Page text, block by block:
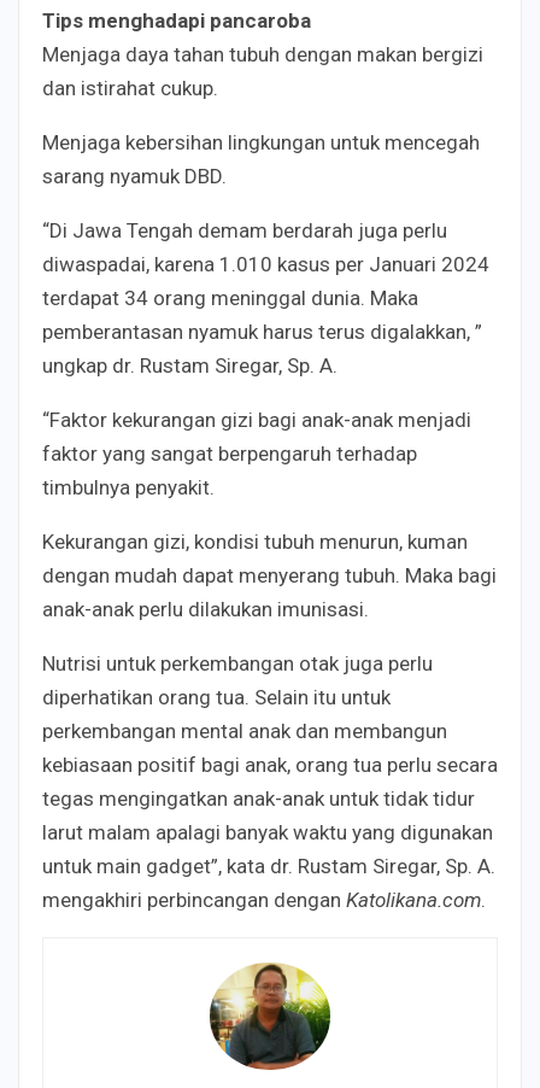
Tips menghadapi pancaroba
Menjaga daya tahan tubuh dengan makan bergizi
dan istirahat cukup.
Menjaga kebersihan lingkungan untuk mencegah
sarang nyamuk DBD.
“Di Jawa Tengah demam berdarah juga perlu
diwaspadai, karena 1.010 kasus per Januari 2024
terdapat 34 orang meninggal dunia. Maka
pemberantasan nyamuk harus terus digalakkan, ”
ungkap dr. Rustam Siregar, Sp. A.
“Faktor kekurangan gizi bagi anak-anak menjadi
faktor yang sangat berpengaruh terhadap
timbulnya penyakit.
Kekurangan gizi, kondisi tubuh menurun, kuman
dengan mudah dapat menyerang tubuh. Maka bagi
anak-anak perlu dilakukan imunisasi.
Nutrisi untuk perkembangan otak juga perlu
diperhatikan orang tua. Selain itu untuk
perkembangan mental anak dan membangun
kebiasaan positif bagi anak, orang tua perlu secara
tegas mengingatkan anak-anak untuk tidak tidur
larut malam apalagi banyak waktu yang digunakan
untuk main gadget”, kata dr. Rustam Siregar, Sp. A.
mengakhiri perbincangan dengan Katolikana.com.